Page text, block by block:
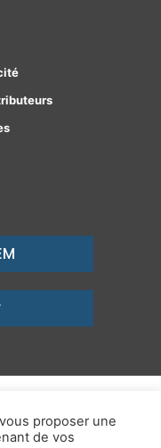
proposer une
de vos